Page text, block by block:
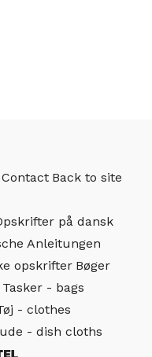
Contact Back to site
på dansk
Anleitungen
opskrifter Bøger
Tasker - bags
- clothes
- dish cloths